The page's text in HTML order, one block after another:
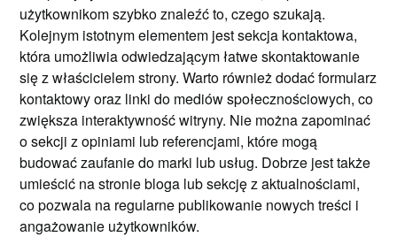
użytkownikom szybko znaleźć to, czego szukają.
Kolejnym istotnym elementem jest sekcja kontaktowa,
która umożliwia odwiedzającym łatwe skontaktowanie
się z właścicielem strony. Warto również dodać formularz
kontaktowy oraz linki do mediów społecznościowych, co
zwiększa interaktywność witryny. Nie można zapominać
o sekcji z opiniami lub referencjami, które mogą
budować zaufanie do marki lub usług. Dobrze jest także
umieścić na stronie bloga lub sekcję z aktualnościami,
co pozwala na regularne publikowanie nowych treści i
angażowanie użytkowników.